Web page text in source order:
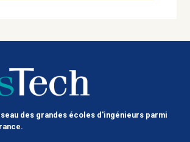
des grandes écoles d'ingénieurs parmi